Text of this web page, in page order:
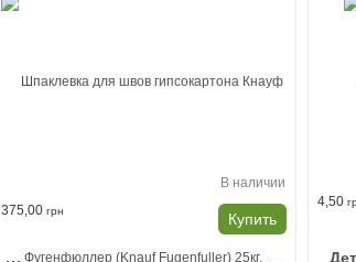
В наличии
375,00 грн Купить
4,50